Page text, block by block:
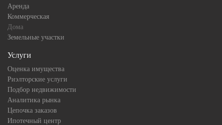
Аренда
Коммерческая
Дома
Земельные участки
Услуги
Оценка имущества
Риэлторские услуги
Подбор недвижимости
Аналитика рынка
Цепочка заказов
Ипотечный центр